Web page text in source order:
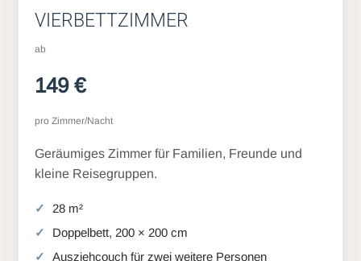
VIERBETTZIMMER
ab
149 €
pro Zimmer/Nacht
Geräumiges Zimmer für Familien, Freunde und
kleine Reisegruppen.
28 m²
Doppelbett, 200 × 200 cm
Ausziehcouch für zwei weitere Personen